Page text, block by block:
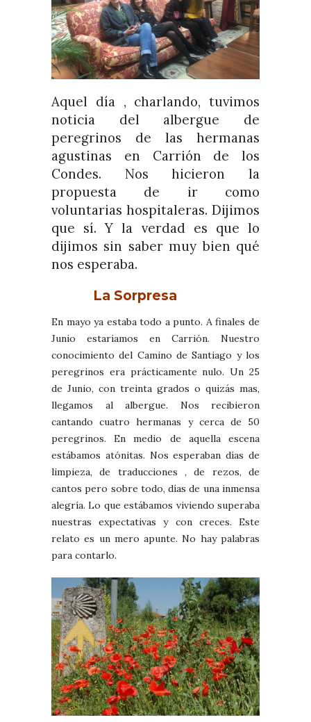
Aquel día , charlando, tuvimos
noticia del albergue de
peregrinos de las hermanas
agustinas en Carrión de los
Condes. Nos hicieron la
propuesta de ir como
voluntarias hospitaleras. Dijimos
que sí. Y la verdad es que lo
dijimos sin saber muy bien qué
nos esperaba.
La Sorpresa
En mayo ya estaba todo a punto. A finales de
Junio estaríamos en Carrión. Nuestro
conocimiento del Camino de Santiago y los
peregrinos era prácticamente nulo. Un 25
de Junio, con treinta grados o quizás mas,
llegamos al albergue. Nos recibieron
cantando cuatro hermanas y cerca de 50
peregrinos. En medio de aquella escena
estábamos atónitas. Nos esperaban días de
limpieza, de traducciones , de rezos, de
cantos pero sobre todo, días de una inmensa
alegría. Lo que estábamos viviendo superaba
nuestras expectativas y con creces. Este
relato es un mero apunte. No hay palabras
para contarlo.